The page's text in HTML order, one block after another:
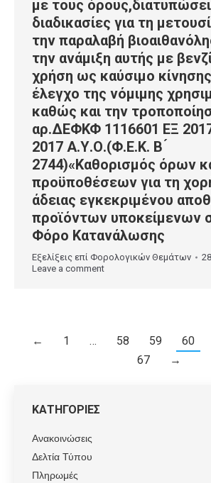
με τους
διαδικασίες για τη
την παραλαβή
την ανάμιξη αυτής με
χρήση ως καύσιμο
έλεγχο της νόμιμης
καθώς και την
αρ.ΔΕΦΚΦ 1116601 ΕΞ
2017 Α.Υ.Ο.(Φ.Ε.Κ. Β ́
2744)«Καθορισμός όρων
προϋποθέσεων για τη
άδειας εγκεκριμένου
προϊόντων υποκείμενων
Φόρο Κατανάλωσης
Εξελίξεις επί Φορολογικών Θεμάτων
Leave a comment
← 1 … 58 59 60
67
→
ΚΑΤΗΓΟΡΙΕΣ
Ανακοινώσεις
Δελτία Τύπου
Πληρωμές